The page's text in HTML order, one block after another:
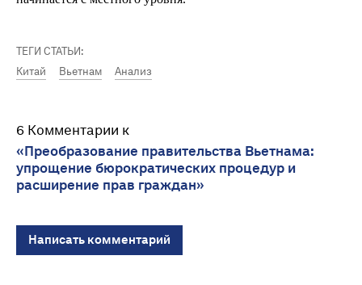
ТЕГИ СТАТЬИ:
Китай
Вьетнам Анализ
6 Комментарии к
«Преобразование правительства Вьетнама:
упрощение бюрократических процедур и
расширение прав граждан»
Написать комментарий